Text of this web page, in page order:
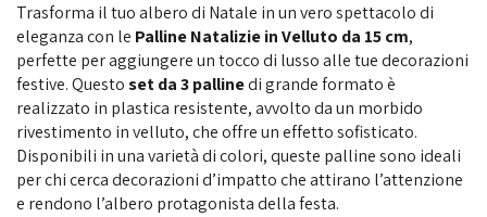
Trasforma il tuo albero di Natale in un vero spettacolo di
eleganza con le Palline Natalizie in Velluto da 15 cm,
perfette per aggiungere un tocco di lusso alle tue decorazioni
festive. Questoset da 3 pallinedi grande formato è
realizzato in plastica resistente, avvolto da un morbido
rivestimento in velluto, che offre un effetto sofisticato.
Disponibili in una varietà di colori, queste palline sono ideali
per chi cerca decorazioni d’impatto che attirano l’attenzione
e rendono l’albero protagonista della festa.